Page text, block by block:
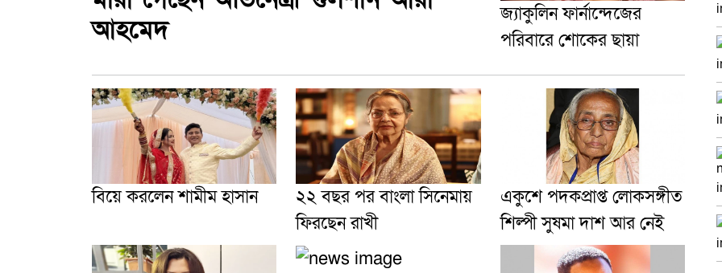
আহমেদ
জ্যাকুলিন ফার্নান্দেজের
পরিবারে শোকের ছায়া
বিয়ে করলেন শামীম হাসান
২২ বছর পর বাংলা সিনেমায়
ফিরছেন রাখী
একুশে পদকপ্রাপ্ত লোকসঙ্গীত
শিল্পী সুষমা দাশ আর নেই